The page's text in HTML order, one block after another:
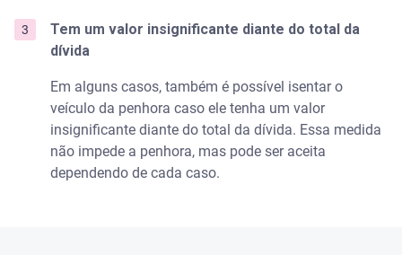
Tem um valor insignificante diante do total da
dívida
Em alguns casos, também é possível isentar o
veículo da penhora caso ele tenha um valor
insignificante diante do total da dívida. Essa medida
não impede a penhora, mas pode ser aceita
dependendo de cada caso.